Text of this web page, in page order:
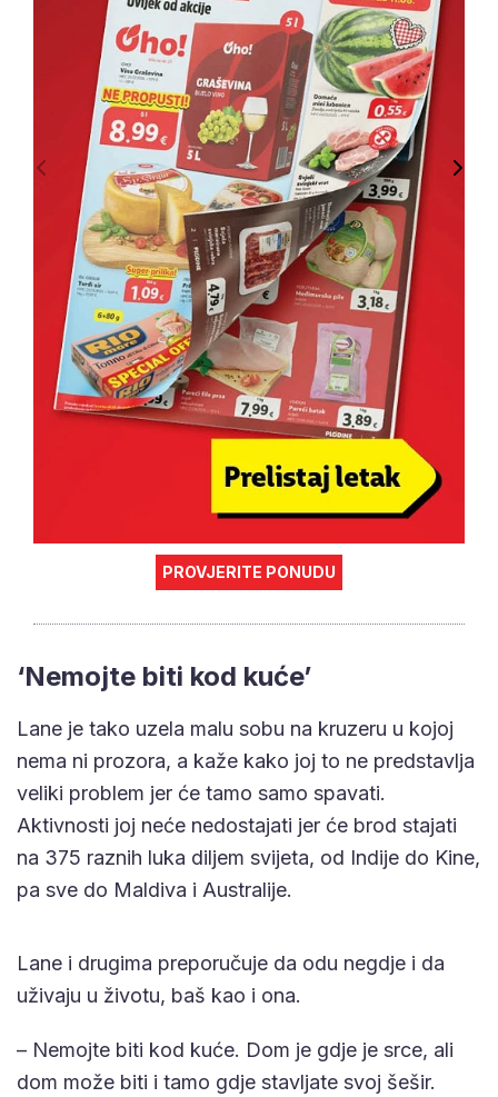
PROVJERITE PONUDU
‘Nemojte biti kod kuće’
Lane je tako uzela malu sobu na kruzeru u kojoj
nema ni prozora, a kaže kako joj to ne predstavlja
veliki problem jer će tamo samo spavati.
Aktivnosti joj neće nedostajati jer će brod stajati
na 375 raznih luka diljem svijeta, od Indije do Kine,
pa sve do Maldiva i Australije.
Lane i drugima preporučuje da odu negdje i da
uživaju u životu, baš kao i ona.
– Nemojte biti kod kuće. Dom je gdje je srce, ali
dom može biti i tamo gdje stavljate svoj šešir.